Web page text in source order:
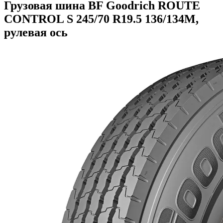
Грузовая шина BF Goodrich ROUTE
CONTROL S 245/70 R19.5 136/134M,
рулевая ось